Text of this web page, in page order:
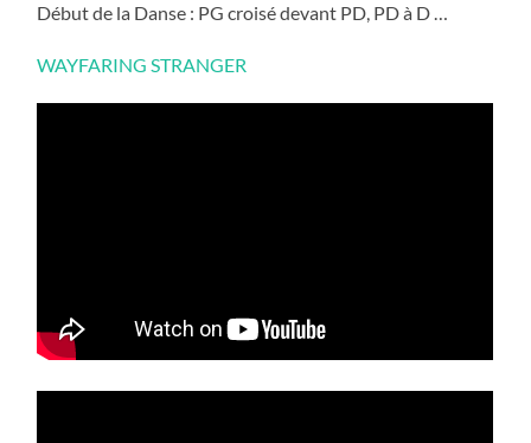
Début de la Danse : PG croisé devant PD, PD à D …
WAYFARING STRANGER